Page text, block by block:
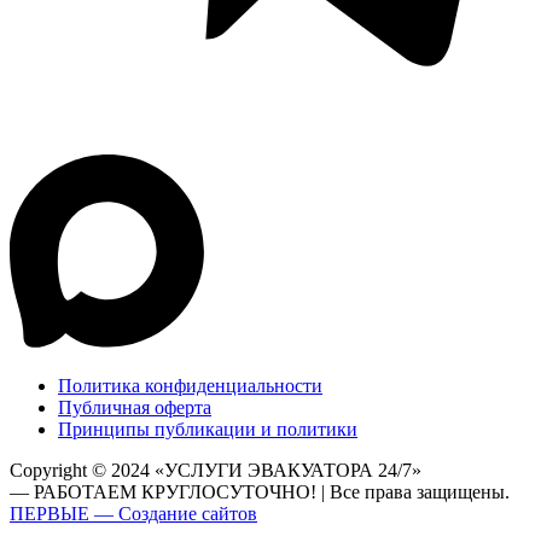
Политика конфиденциальности
Публичная оферта
Принципы публикации и политики
Copyright © 2024 «УСЛУГИ ЭВАКУАТОРА 24/7»
— РАБОТАЕМ КРУГЛОСУТОЧНО! | Все права защищены.
ПЕРВЫЕ — Создание сайтов